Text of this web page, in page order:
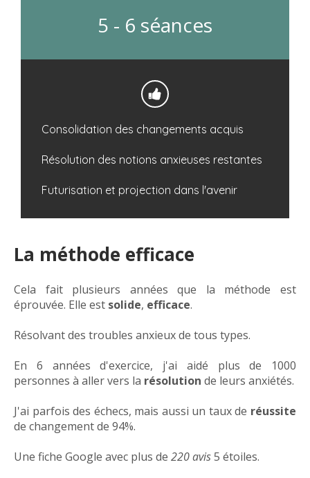
5 - 6 séances
Consolidation des changements acquis
Résolution des notions anxieuses restantes
Futurisation et projection dans l'avenir
La méthode efficace
Cela fait plusieurs années que la méthode est
éprouvée. Elle est solide, efficace.
Résolvant des troubles anxieux de tous types.
En 6 années d'exercice, j'ai aidé plus de 1000
personnes à aller vers la résolution de leurs anxiétés.
J'ai parfois des échecs, mais aussi un taux de réussite
de changement de 94%.
Une fiche Google avec plus de 220 avis5 étoiles.